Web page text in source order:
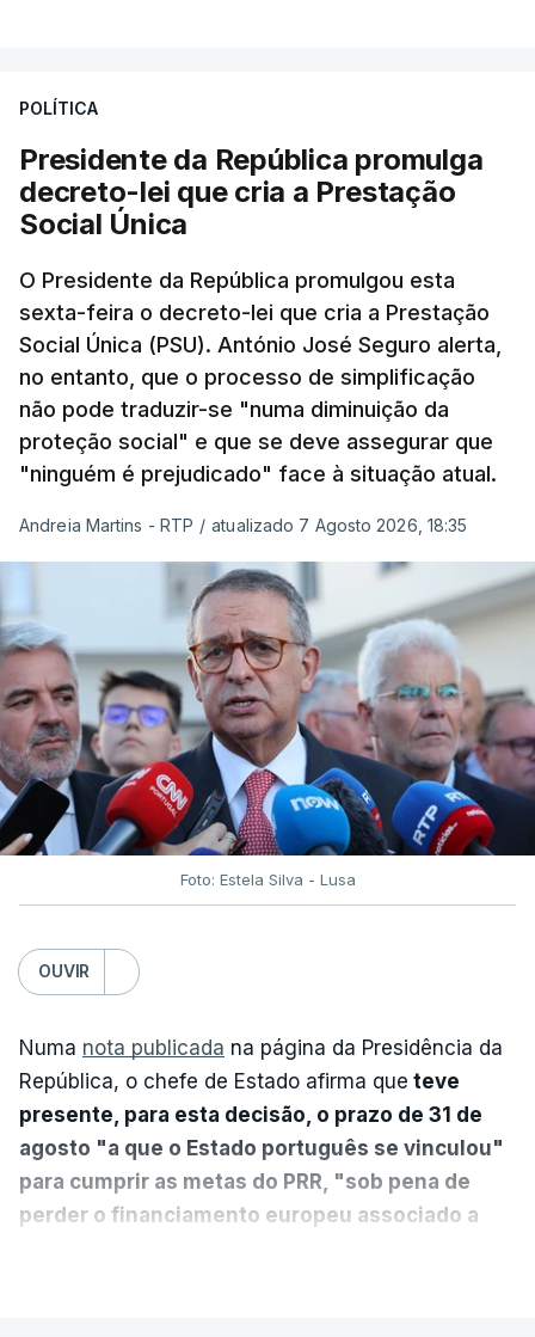
POLÍTICA
Presidente da República promulga
decreto-lei que cria a Prestação
Social Única
O Presidente da República promulgou esta
sexta-feira o decreto-lei que cria a Prestação
Social Única (PSU). António José Seguro alerta,
no entanto, que o processo de simplificação
não pode traduzir-se "numa diminuição da
proteção social" e que se deve assegurar que
"ninguém é prejudicado" face à situação atual.
Andreia Martins - RTP / atualizado 7 Agosto 2026, 18:35
Foto: Estela Silva - Lusa
OUVIR
Numa nota publicada na página da Presidência da
República, o chefe de Estado afirma que teve
presente, para esta decisão, o prazo de 31 de
agosto "a que o Estado português se vinculou"
para cumprir as metas do PRR, "sob pena de
perder o financiamento europeu associado a